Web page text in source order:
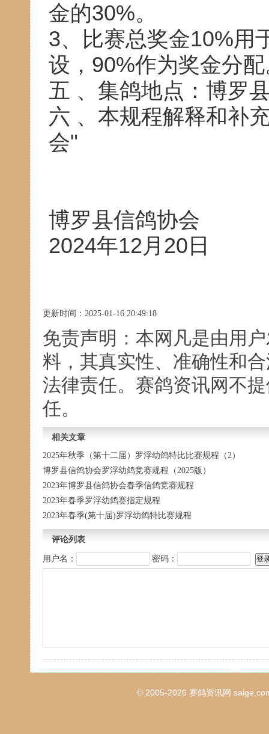
金的30%。
3、比赛总奖金10%用
设，90%作为奖金分
五 、集鸽地点：博罗
六 、本规程解释和补
会"
博罗县信鸽协会
2024年12月20日
更新时间：2025-01-16 20:49:18
免责声明：本网凡是由用
料，其真实性、准确性和
法律责任。赛鸽资讯网不
任。
相关文章
2025年秋季（第十二届）罗浮幼鸽特比比赛规程（2）
博罗县信鸽协会罗浮幼鸽竞赛规程（2025版）
2023年博罗县信鸽协会春季信鸽竞赛规程
2023年春季罗浮幼鸽赛指定规程
2023年春季(第十届)罗浮幼鸽特比赛规程
评论列表
用户名： 密码：
© 2005-2026 赛鸽资讯网